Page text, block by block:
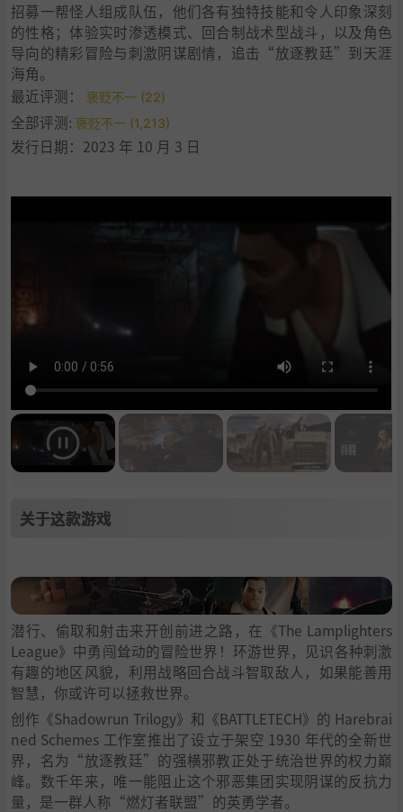
招募一帮怪人组成队伍，他们各有独特技能和令人印象深刻
的性格；体验实时渗透模式、回合制战术型战斗，以及角色
导向的精彩冒险与刺激阴谋剧情，追击“放逐教廷”到天涯
海角。
最近评测：
褒贬不一 (22)
全部评测: 褒贬不一 (1,213)
发行日期：2023 年 10 月 3 日
关于这款游戏
潜行、偷取和射击来开创前进之路，在《The Lamplighters
League》中勇闯耸动的冒险世界！环游世界，见识各种刺激
有趣的地区风貌，利用战略回合战斗智取敌人，如果能善用
智慧，你或许可以拯救世界。
创作《Shadowrun Trilogy》和《BATTLETECH》的 Harebrai
ned Schemes 工作室推出了设立于架空 1930 年代的全新世
界，名为“放逐教廷”的强横邪教正处于统治世界的权力巅
峰。数千年来，唯一能阻止这个邪恶集团实现阴谋的反抗力
量，是一群人称“燃灯者联盟”的英勇学者。